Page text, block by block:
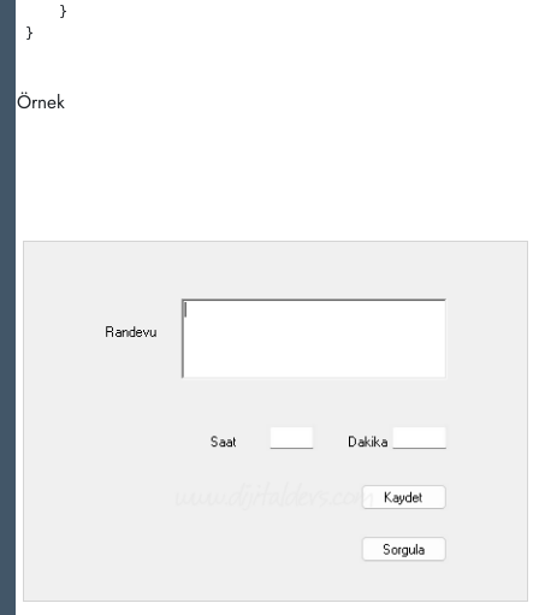
     }
Örnek